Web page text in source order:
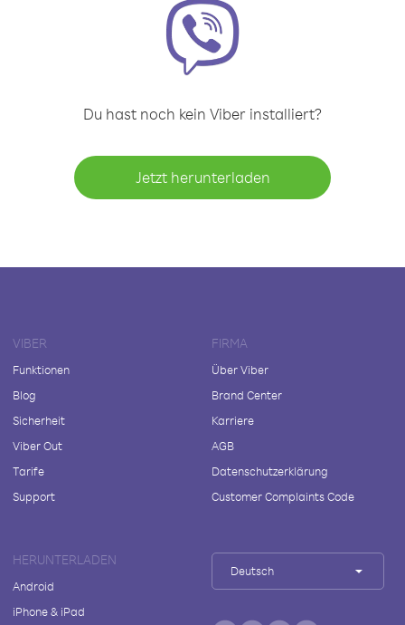
Du hast noch kein Viber installiert?
Jetzt herunterladen
VIBER
Funktionen
Blog
Sicherheit
Viber Out
Tarife
Support
FIRMA
Über Viber
Brand Center
Karriere
AGB
Datenschutzerklärung
Customer Complaints Code
HERUNTERLADEN
Android
iPhone & iPad
Deutsch